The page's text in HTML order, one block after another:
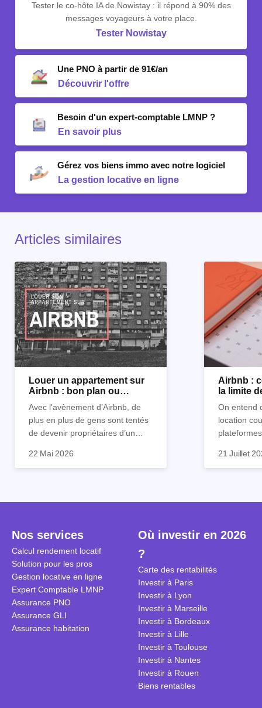
Tester le co-hôte IA de Nowistay : il répond à 90% des
messages voyageurs à votre place.
Tester Nowistay
Une PNO à partir de 91€/an
Découvrir l'offre
Besoin d'un expert-comptable LMNP ?
En savoir plus
Gérez vos biens immo avec notre logiciel
La gestion locative en ligne
Articles similaires
Louer un appartement sur
Airbnb : bon plan ou
Avec l'avènement d’Airbnb, de
plus en plus de gens sont tentés
de devenir propriétaires d’un
suite. On compte environ 25 000
conditions à remplir ?
22 Mai 2026
Airbnb :
la limite
On entend
location
Je vais
21 Juillet
Nos services
Calcul rendement locatif
Solution pour les pros
Gestion locative en ligne
Expert Comptable LMNP
Assurance PNO
Assurance GLI
Assurance habitation
Où investir en 2026
?
Carte des rentabilités
Investir à Paris
Investir à Lyon
Investir à Marseille
Investir à Bordeaux
Investir à Lille
Investir à Toulouse
Investir à Nantes
Investir à Rouen
Biens rentables